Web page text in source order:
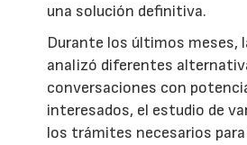
una solución definitiva.
Durante los últimos meses,
analizó diferentes
conversaciones con
interesados, el estudio de
los trámites necesarios para